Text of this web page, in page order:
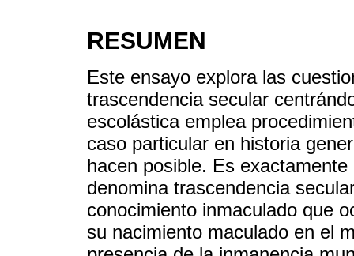
RESUMEN
Este ensayo explora las
trascendencia secular
escolástica emplea
caso particular en historia
hacen posible. Es
denomina trascendencia
conocimiento inmaculado que
su nacimiento maculado en el